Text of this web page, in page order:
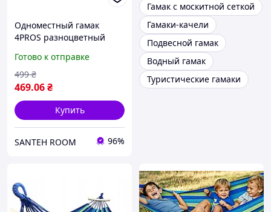
Одноместный гамак
4PROS разноцветный
Готово к отправке
469.06₴
499 ₴
Купить
SANTEH ROOM 96%
Гамак с москитной сеткой
Гамаки-качели
Подвесной гамак
Водный гамак
Туристические гамаки